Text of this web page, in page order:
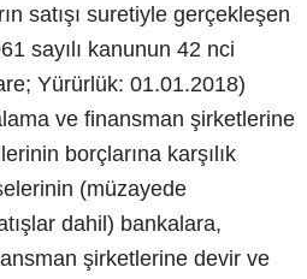
satışı suretiyle gerçekleşen
sayılı kanunun 42 nci
Yürürlük: 01.01.2018)
ve finansman şirketlerine
borçlarına karşılık
(müzayede
dahil) bankalara,
şirketlerine devir ve